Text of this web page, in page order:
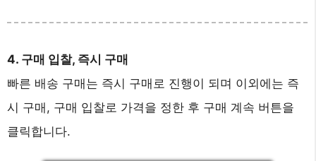
4. 구매 입찰, 즉시 구매
빠른 배송 구매는 즉시 구매로 진행이 되며 이외에는 즉
시 구매, 구매 입찰로 가격을 정한 후 구매 계속 버튼을
클릭합니다.